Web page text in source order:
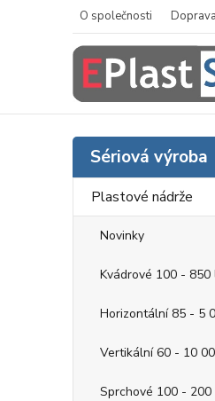
O společnosti
Sériová výroba
Plastové nádrže
Novinky
Kvádrové 100 - 850
Horizontální 85 - 5
Vertikální 60 - 10
Sprchové 100 -